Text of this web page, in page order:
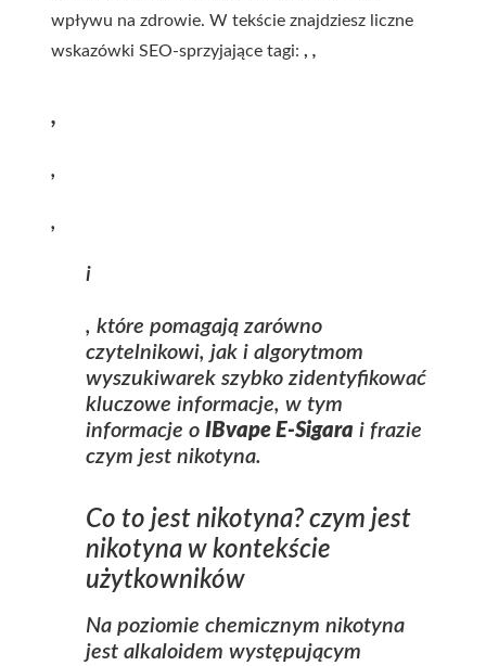
wpływu na zdrowie. W tekście znajdziesz liczne
wskazówki SEO‑sprzyjające tagi: , ,
,
,
,
i
, które pomagają zarówno
czytelnikowi, jak i algorytmom
wyszukiwarek szybko zidentyfikować
kluczowe informacje, w tym
informacje o IBvape E-Sigara i frazie
czym jest nikotyna.
Co to jest nikotyna? czym jest
nikotyna w kontekście
użytkowników
Na poziomie chemicznym nikotyna
jest alkaloidem występującym